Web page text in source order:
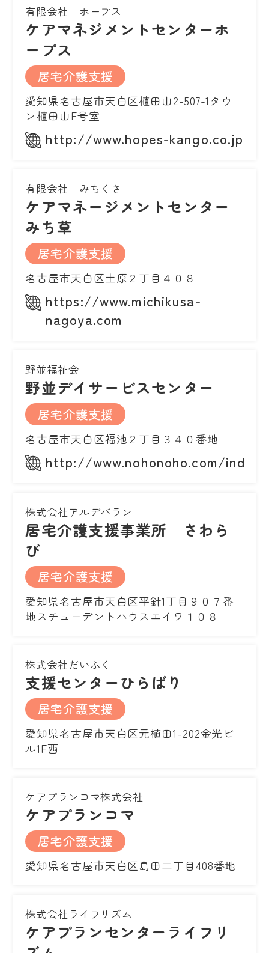
有限会社 ホープス
ケアマネジメントセンターホ
ープス
居宅介護支援
愛知県名古屋市天白区植田山2-507-1タウ
ン植田山F号室
http://www.hopes-kango.co.jp
有限会社 みちくさ
ケアマネージメントセンター
みち草
居宅介護支援
名古屋市天白区土原２丁目４０８
https://www.michikusa-
nagoya.com
野並福祉会
野並デイサービスセンター
居宅介護支援
名古屋市天白区福池２丁目３４０番地
http://www.nohonoho.com/
株式会社アルデバラン
居宅介護支援事業所 さわら
び
居宅介護支援
愛知県名古屋市天白区平針1丁目９０７番
地スチューデントハウスエイワ１０８
株式会社だいふく
支援センターひらばり
居宅介護支援
愛知県名古屋市天白区元植田1-202金光ビ
ル1F西
ケアプランコマ株式会社
ケアプランコマ
居宅介護支援
愛知県名古屋市天白区島田二丁目408番地
株式会社ライフリズム
ケアプランセンターライフリ